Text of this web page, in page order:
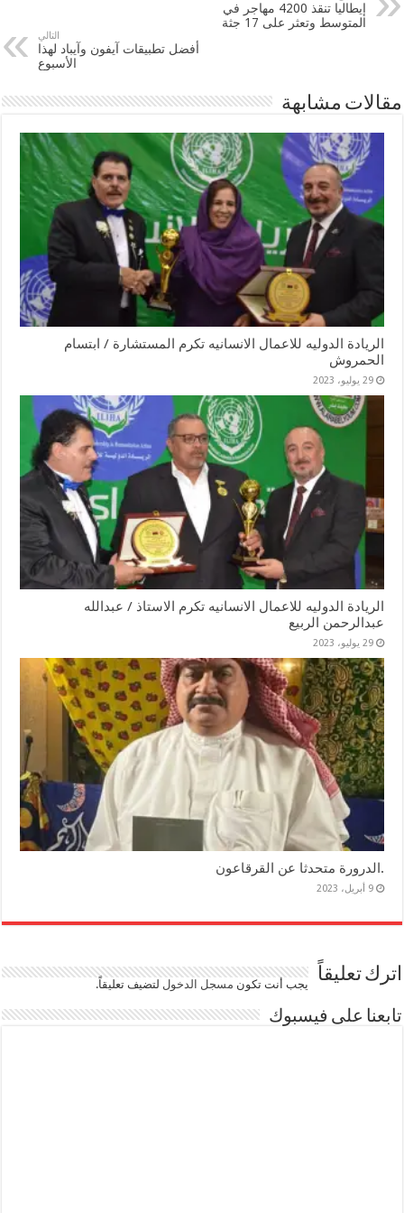
إيطاليا تنقذ 4200 مهاجر في
المتوسط وتعثر على 17 جثة
التالي
أفضل تطبيقات آيفون وآيباد لهذا
الأسبوع
مقالات مشابهة
الريادة الدوليه للاعمال الانسانيه تكرم المستشارة / ابتسام
الحمروش
29 يوليو، 2023
الريادة الدوليه للاعمال الانسانيه تكرم الاستاذ / عبدالله
عبدالرحمن الربيع
29 يوليو، 2023
.الدرورة متحدثا عن القرقاعون
9 أبريل، 2023
اترك تعليقاً يجب أنت تكون مسجل الدخوللتضيف تعليقاً.
تابعنا على فيسبوك